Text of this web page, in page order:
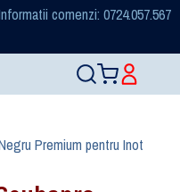
comenzi: 0724.057.567
Premium pentru Inot